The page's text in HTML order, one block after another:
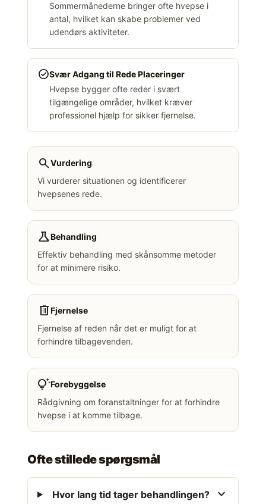
Sommermånederne bringer ofte hvepse i
antal, hvilket kan skabe problemer ved
udendørs aktiviteter.
check_circleSvær Adgang til Rede Placeringer
Hvepse bygger ofte reder i svært
tilgængelige områder, hvilket kræver
professionel hjælp for sikker fjernelse.
searchVurdering
Vi vurderer situationen og identificerer
hvepsenes rede.
scienceBehandling
Effektiv behandling med skånsomme metoder
for at minimere risiko.
deleteFjernelse
Fjernelse af reden når det er muligt for at
forhindre tilbagevenden.
tips_and_updatesForebyggelse
Rådgivning om foranstaltninger for at forhindre
hvepse i at komme tilbage.
Ofte stillede spørgsmål
Hvor lang tid tager behandlingen? expand_more